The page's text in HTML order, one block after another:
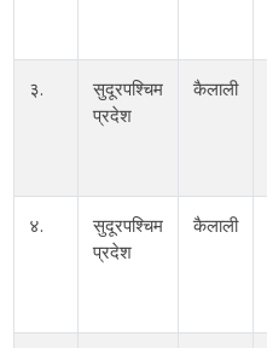
३.
सुदूरपश्चिम
प्रदेश
कैलाली
४.
सुदूरपश्चिम
प्रदेश
कैलाली